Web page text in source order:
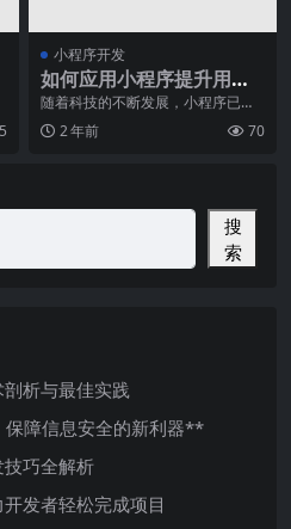
小程序开发
如何应用小程序提升用户
体验？
随着科技的不断发展，小程序已经
成为人们生活中不可或缺的一部
分。作为一种能够在移动
2 年前 70
搜
索
析与最佳实践
障信息安全的新利器**
巧全解析
发者轻松完成项目